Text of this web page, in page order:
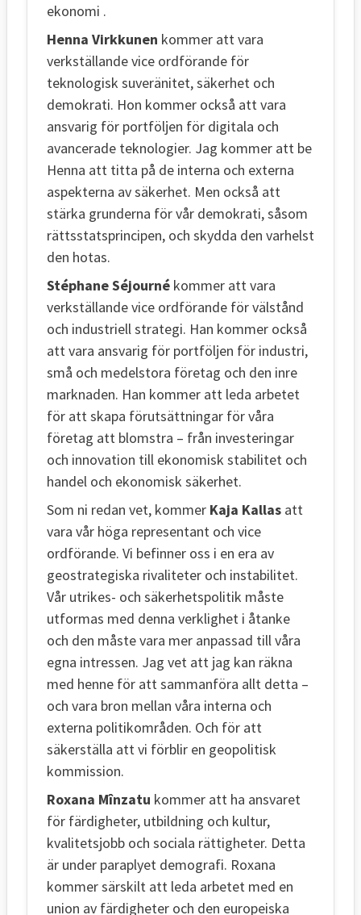
ekonomi .
Henna Virkkunen kommer att vara
verkställande vice ordförande för
teknologisk suveränitet, säkerhet och
demokrati. Hon kommer också att vara
ansvarig för portföljen för digitala och
avancerade teknologier. Jag kommer att be
Henna att titta på de interna och externa
aspekterna av säkerhet. Men också att
stärka grunderna för vår demokrati, såsom
rättsstatsprincipen, och skydda den varhelst
den hotas.
Stéphane Séjourné kommer att vara
verkställande vice ordförande för välstånd
och industriell strategi. Han kommer också
att vara ansvarig för portföljen för industri,
små och medelstora företag och den inre
marknaden. Han kommer att leda arbetet
för att skapa förutsättningar för våra
företag att blomstra – från investeringar
och innovation till ekonomisk stabilitet och
handel och ekonomisk säkerhet.
Som ni redan vet, kommer Kaja Kallas att
vara vår höga representant och vice
ordförande. Vi befinner oss i en era av
geostrategiska rivaliteter och instabilitet.
Vår utrikes- och säkerhetspolitik måste
utformas med denna verklighet i åtanke
och den måste vara mer anpassad till våra
egna intressen. Jag vet att jag kan räkna
med henne för att sammanföra allt detta –
och vara bron mellan våra interna och
externa politikområden. Och för att
säkerställa att vi förblir en geopolitisk
kommission.
Roxana Mînzatu kommer att ha ansvaret
för färdigheter, utbildning och kultur,
kvalitetsjobb och sociala rättigheter. Detta
är under paraplyet demografi. Roxana
kommer särskilt att leda arbetet med en
union av färdigheter och den europeiska